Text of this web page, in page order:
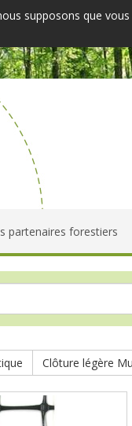
supposons que
partenaires forestiers
Clôture légère